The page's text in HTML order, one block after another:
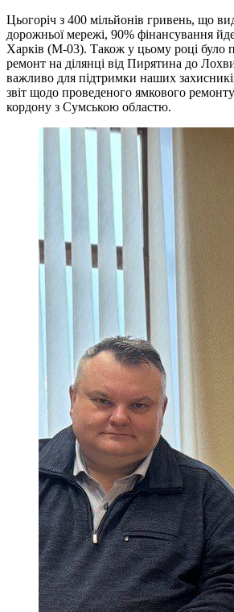
Цьогоріч з 400 мільйонів гривень, що
дорожньої мережі, 90% фінансування
Харків (М-03). Також у цьому році було
ремонт на ділянці від Пирятина до
важливо для підтримки наших
звіт щодо проведеного ямкового
кордону з Сумською областю.